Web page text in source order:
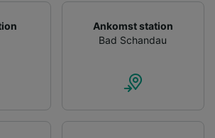
Ankomst station
Bad Schandau